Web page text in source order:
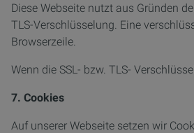
Diese Webseite nutzt aus Gründen
TLS-Verschlüsselung. Eine
Browserzeile.
Wenn die SSL- bzw. TLS-
7. Cookies
Auf unserer Webseite setzen wir